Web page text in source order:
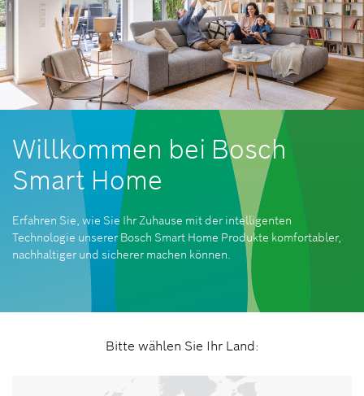
Deutsch
Willkommen bei Bosch
Smart Home
Erfahren Sie, wie Sie Ihr Zuhause mit der intelligenten
Technologie unserer Bosch Smart Home Produkte komfortabler,
nachhaltiger und sicherer machen können.
Bitte wählen Sie Ihr Land: